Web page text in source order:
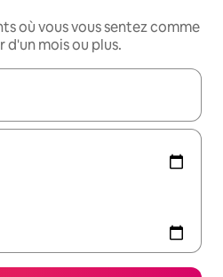
où vous vous sentez comme
d'un mois ou plus.
utilisez les flèches vers le